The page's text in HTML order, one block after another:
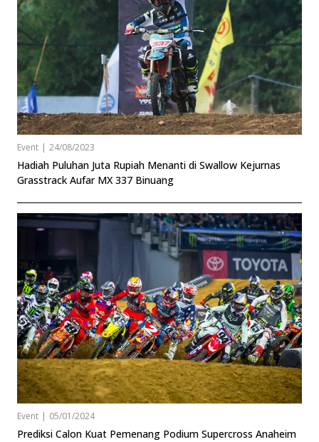
Event 24/08/2023
Hadiah Puluhan Juta Rupiah Menanti di Swallow Kejurnas
Grasstrack Aufar MX 337 Binuang
Event | 05/01/2024
Prediksi Calon Kuat Pemenang Podium Supercross Anaheim